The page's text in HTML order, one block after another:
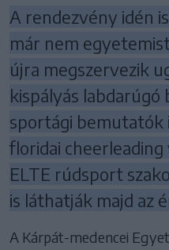
A rendezvény idén
már nem
újra megszervezik
kispályás labdarúgó
sportági bemutatók
floridai
ELTE rúdsport
is láthatják majd az
A Kárpát-medencei